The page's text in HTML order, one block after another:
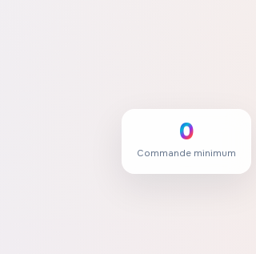
0
Commande minimum